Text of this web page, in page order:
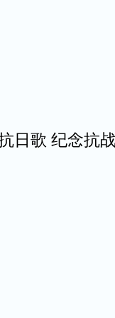
日歌 纪念抗